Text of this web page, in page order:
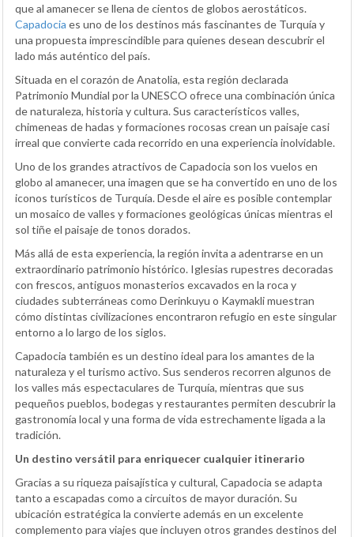
que al amanecer se llena de cientos de globos aerostáticos.
Capadocia es uno de los destinos más fascinantes de Turquía y
una propuesta imprescindible para quienes desean descubrir el
lado más auténtico del país.
Situada en el corazón de Anatolia, esta región declarada
Patrimonio Mundial por la UNESCO ofrece una combinación única
de naturaleza, historia y cultura. Sus característicos valles,
chimeneas de hadas y formaciones rocosas crean un paisaje casi
irreal que convierte cada recorrido en una experiencia inolvidable.
Uno de los grandes atractivos de Capadocia son los vuelos en
globo al amanecer, una imagen que se ha convertido en uno de los
iconos turísticos de Turquía. Desde el aire es posible contemplar
un mosaico de valles y formaciones geológicas únicas mientras el
sol tiñe el paisaje de tonos dorados.
Más allá de esta experiencia, la región invita a adentrarse en un
extraordinario patrimonio histórico. Iglesias rupestres decoradas
con frescos, antiguos monasterios excavados en la roca y
ciudades subterráneas como Derinkuyu o Kaymakli muestran
cómo distintas civilizaciones encontraron refugio en este singular
entorno a lo largo de los siglos.
Capadocia también es un destino ideal para los amantes de la
naturaleza y el turismo activo. Sus senderos recorren algunos de
los valles más espectaculares de Turquía, mientras que sus
pequeños pueblos, bodegas y restaurantes permiten descubrir la
gastronomía local y una forma de vida estrechamente ligada a la
tradición.
Un destino versátil para enriquecer cualquier itinerario
Gracias a su riqueza paisajística y cultural, Capadocia se adapta
tanto a escapadas como a circuitos de mayor duración. Su
ubicación estratégica la convierte además en un excelente
complemento para viajes que incluyen otros grandes destinos del